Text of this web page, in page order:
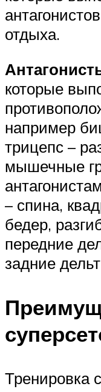
отдыха.
которые
например
трицепс –
мышечные
– спина,
бедер,
передние
задние
Тренировка